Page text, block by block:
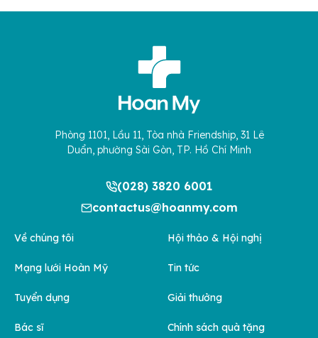
Phòng 1101, Lầu 11, Tòa nhà Friendship, 31 Lê
Duẩn, phường Sài Gòn, TP. Hồ Chí Minh
(028) 3820 6001
contactus@hoanmy.com
Về chúng tôi
Mạng lưới Hoàn Mỹ
Tuyển dụng
Bác sĩ
Hội thảo & Hội nghị
Tin tức
Giải thưởng
Chính sách quà tặng